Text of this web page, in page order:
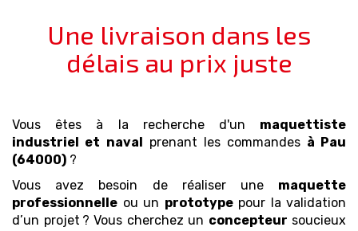
Une livraison dans les
délais au prix juste
Vous êtes à la recherche d'un maquettiste
industriel et naval prenant les commandes à Pau
(64000) ?
Vous avez besoin de réaliser une maquette
professionnelle ou un prototypepour la validation
d’un projet ? Vous cherchez un concepteur soucieux